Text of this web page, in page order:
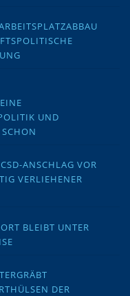
UND
ANSCHLAG VOR
VERLIEHENER
BLEIBT UNTER
DER